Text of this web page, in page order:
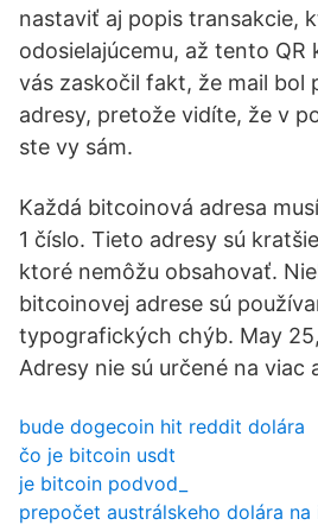
nastaviť aj popis transakcie,
odosielajúcemu, až tento QR
vás zaskočil fakt, že mail bol
adresy, pretože vidíte, že v
ste vy sám.
Každá bitcoinová adresa
1 číslo. Tieto adresy sú
ktoré nemôžu obsahovať.
bitcoinovej adrese sú
typografických chýb. May
Adresy nie sú určené na viac
bude dogecoin hit reddit dolára
čo je bitcoin usdt
je bitcoin podvod_
prepočet austrálskeho dolára